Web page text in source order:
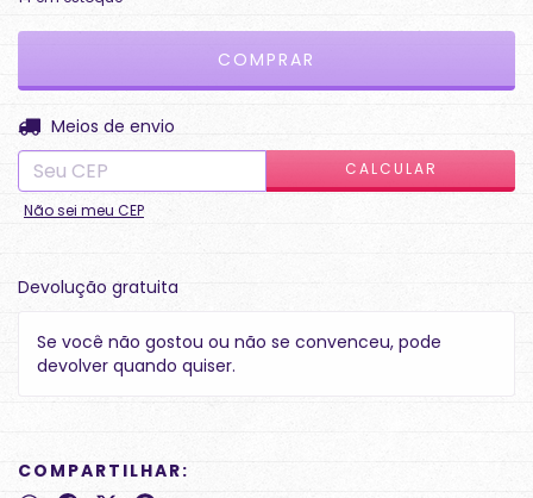
Entregas para o CEP:
Meios de envio
CALCULAR
Não sei meu CEP
Devolução gratuita
Se você não gostou ou não se convenceu, pode
devolver quando quiser.
COMPARTILHAR: